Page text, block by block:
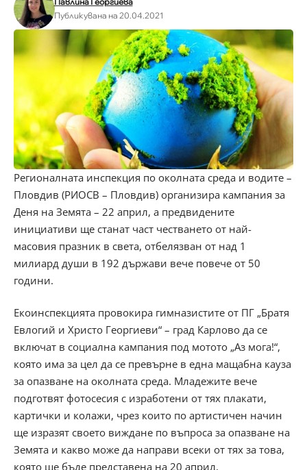
Публикувана на 20.04.2021
Регионалната инспекция по околната среда и водите –
Пловдив (РИОСВ – Пловдив) организира кампания за
Деня на Земята – 22 април, а предвидените
инициативи ще станат част честването от най-
масовия празник в света, отбелязван от над 1
милиард души в 192 държави вече повече от 50
години.
Екоинспекцията провокира гимназистите от ПГ „Братя
Евлогий и Христо Георгиеви“ – град Карлово да се
включат в социална кампания под мотото „Аз мога!“,
която има за цел да се превърне в една мащабна кауза
за опазване на околната среда. Младежите вече
подготвят фотосесия с изработени от тях плакати,
картички и колажи, чрез които по артистичен начин
ще изразят своето виждане по въпроса за опазване на
Земята и какво може да направи всеки от тях за това,
която ще бъде представена на 20 април.